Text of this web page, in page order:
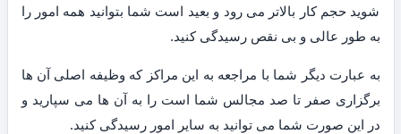
شوید حجم کار بالاتر می رود و بعید است شما بتوانید همه امور را
به طور عالی و بی نقص رسیدگی کنید.
به عبارت دیگر شما با مراجعه به این مراکز که وظیفه اصلی آن ها
برگزاری صفر تا صد مجالس شما است را به آن ها می سپارید و
در این صورت شما می توانید به سایر امور رسیدگی کنید.